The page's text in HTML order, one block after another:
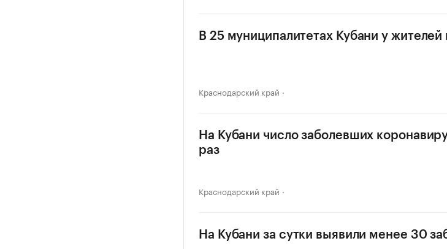
В 25 муниципалитетах Кубани у
Краснодарский край
На Кубани число заболевших
раз
Краснодарский край
На Кубани за сутки выявили менее 30